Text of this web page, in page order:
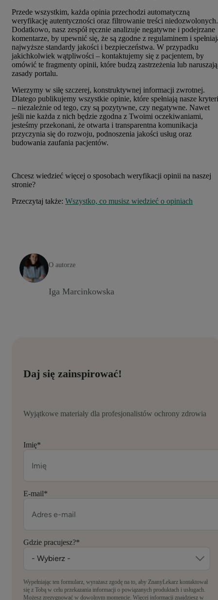
Przede wszystkim, każda opinia przechodzi automatyczną
weryfikację autentyczności oraz filtrowanie treści niedozwolonych.
Dodatkowo, nasz zespół ręcznie analizuje negatywne i podejrzane
komentarze, by upewnić się, że są zgodne z regulaminem i
najwyższe standardy jakości i bezpieczeństwa. W przypadku
jakichkolwiek wątpliwości – kontaktujemy się z pacjentem, by
omówić te fragmenty opinii, które budzą zastrzeżenia lub naruszają
zasady portalu.
Wierzymy w siłę szczerej, konstruktywnej informacji zwrotnej.
Dlatego publikujemy wszystkie opinie, które spełniają nasze
– niezależnie od tego, czy są pozytywne, czy negatywne. Nawet
jeśli nie każda z nich będzie zgodna z Twoimi oczekiwaniami,
jesteśmy przekonani, że otwarta i transparentna komunikacja
przyczynia się do rozwoju, podnoszenia jakości usług oraz
budowania zaufania pacjentów.
Chcesz wiedzieć więcej o sposobach weryfikacji opinii na naszej
stronie?
Przeczytaj także: Wszystko, co musisz wiedzieć o opiniach
O autorze
Iga Marcinkowska
Daj się zainspirować!
Wyjątkowe materiały dla profesjonalistów ochrony zdrowia
Imię*
E-mail*
Gdzie pracujesz?*
Wypełniając ten formularz, wyrażasz zgodę na to, aby ZnanyLekarz kontaktował
się z Tobą w celu przekazania informacji o powiązanych produktach i usługach.
Możesz zrezygnować w dowolnym momencie. Więcej informacji znajdziesz w